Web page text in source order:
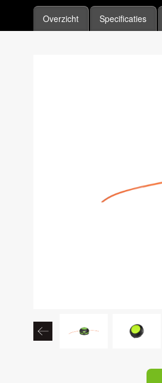
Overzicht Specificaties